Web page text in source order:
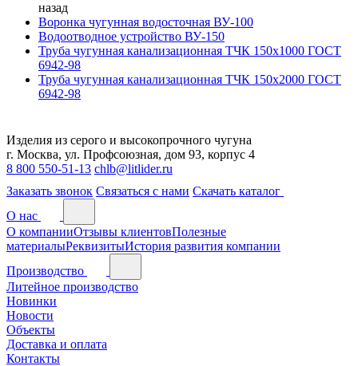
назад
Воронка чугунная водосточная ВУ-100
Водоотводное устройство ВУ-150
Труба чугунная канализационная ТЧК 150х1000 ГОСТ
6942-98
Труба чугунная канализационная ТЧК 150х2000 ГОСТ
6942-98
Изделия из серого и высокопрочного чугуна
г. Москва, ул. Профсоюзная, дом 93, корпус 4
8 800 550-51-13 chlb@litlider.ru
Заказать звонок Связаться с нами Скачать каталог
О нас
О компанииОтзывы клиентовПолезные
материалыРеквизитыИстория развития компании
Производство
Литейное производство
Новинки
Новости
Объекты
Доставка и оплата
Контакты